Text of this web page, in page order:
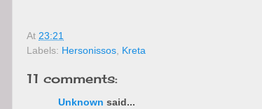
At 23:21
Labels: Hersonissos, Kreta
11 comments:
Unknown said...